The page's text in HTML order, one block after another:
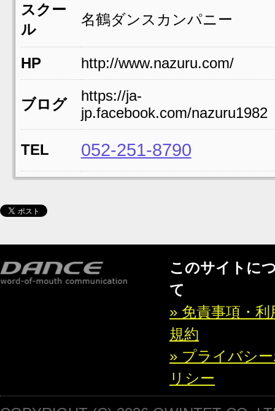
スクー
ル
名鶴ダンスカンパニー
HP http://www.nazuru.com/
ブログ
https://ja-
jp.facebook.com/nazuru1982
TEL 052-251-8790
このサイトに
て
» 免責事項・利
規約
» プライバシ
リシー